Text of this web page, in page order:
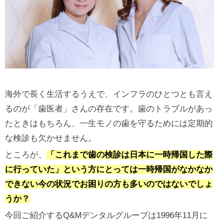
海外で長く生活するうえで、インフラのひとつとも言え
るのが「歯医者」さんの存在です。歯のトラブルがあっ
たときはもちろん、一生モノの歯を守るためには定期的
な検診も欠かせません。
ところが、
「これまで歯の検診は日本に一時帰国した際
に行っていた」という方にとっては一時帰国がなかなか
できない今の状況でお困りの方も多いのではないでしょ
うか？
今回ご紹介するQ&Mデンタルグループは1996年11月に